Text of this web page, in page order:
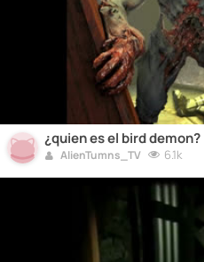
AlienTumns_TV 6.1k